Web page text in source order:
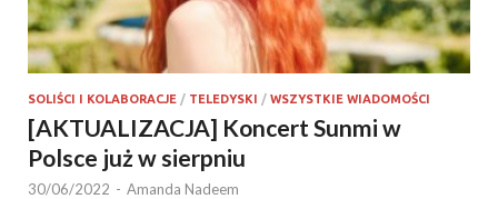
SOLIŚCI I KOLABORACJE / TELEDYSKI / WSZYSTKIE WIADOMOŚCI
[AKTUALIZACJA] Koncert Sunmi w
Polsce już w sierpniu
30/06/2022 - Amanda Nadeem